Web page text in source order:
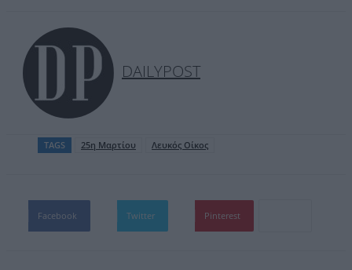
DAILYPOST
TAGS 25η Μαρτίου Λευκός Οίκος
Facebook Twitter Pinterest